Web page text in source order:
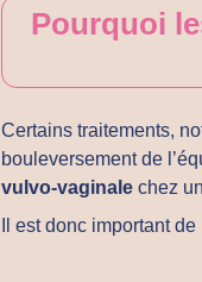
Pourquoi
Certains traitements,
bouleversement de
vulvo-vaginale chez
Il est donc important